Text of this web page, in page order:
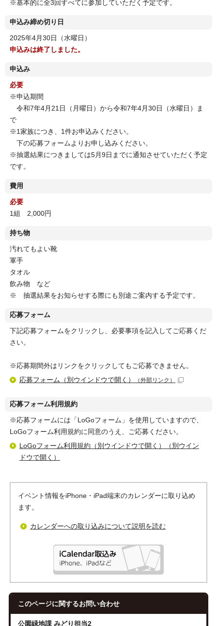
※基本的に全3回すべてに参加していただく予定です。
申込み締め切り日
2025年4月30日（水曜日）
申込みは終了しました。
申込み
必要
※申込期間
令和7年4月21日（月曜日）から令和7年4月30日（水曜日）ま
で
※1家族につき、1件お申込みください。
下の応募フォームよりお申し込みください。
※抽選結果につきましては5月9日までに通知させていただく予定
です。
費用
必要
1組 2,000円
持ち物
汚れてもよい靴
軍手
タオル
飲み物 など
※ 抽選結果をお知らせする際にも別途ご案内する予定です。
応募フォーム
下記応募フォームをクリックし、必要事項を記入してご応募くだ
さい。
※応募期間外はリンクをクリックしてもご応募できません。
応募フォーム（別ウインドウで開く）
（外部リンク）
応募フォーム利用規約
※応募フォームには「LoGoフォーム」を使用していますので、
LoGoフォーム利用規約に同意のうえ、ご応募ください。
LoGoフォーム利用規約（別ウインドウで開く）（別ウイン
ドウで開く）
イベント情報をiPhone・iPad端末のカレンダーに取り込め
ます。
カレンダーへの取り込みについて説明を読む
このページに関するお問い合わせ
公園緑地課 みどり担当2